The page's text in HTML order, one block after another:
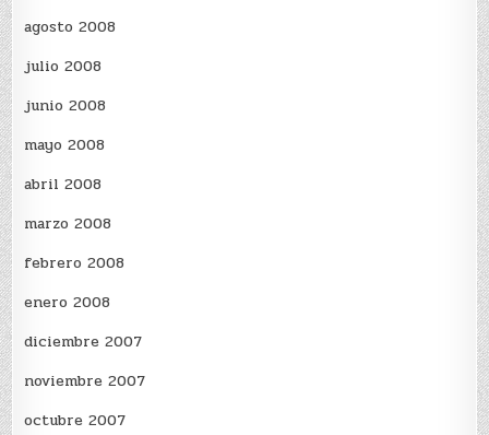
agosto 2008
julio 2008
junio 2008
mayo 2008
abril 2008
marzo 2008
febrero 2008
enero 2008
diciembre 2007
noviembre 2007
octubre 2007